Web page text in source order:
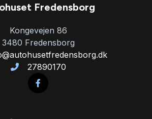
Fredensborg
Kongevejen 86
3480 Fredensborg
27890170